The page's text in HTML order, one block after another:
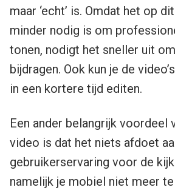
maar ‘echt’ is. Omdat het op
minder nodig is om
tonen, nodigt het sneller uit
bijdragen. Ook kun je de
in een kortere tijd editen.
Een ander belangrijk voordeel
video is dat het niets afdoet
gebruikerservaring voor de
namelijk je mobiel niet meer